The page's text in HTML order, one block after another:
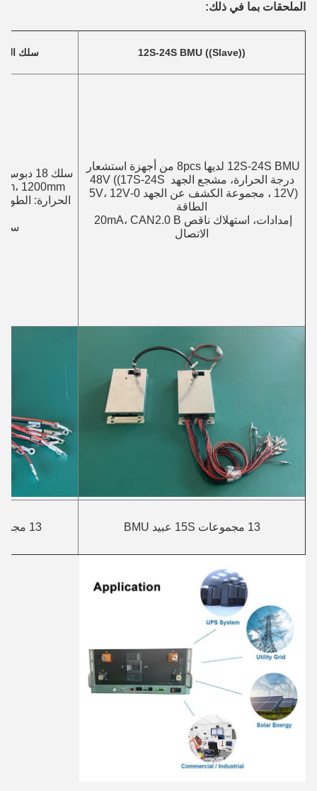
الملحقات بما في ذلك:
12S-24S BMU ((Slave)) سلك
درجة الحرارة، مشجع الجهد 48V ((17S-24S
الطاقة
الاتصال
سلك
13 مجموعات 15S عبيد BMU 13 مجموعات 15S سلك السيطرة